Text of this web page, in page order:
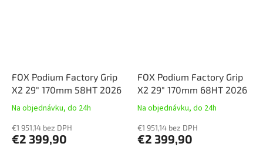
FOX Podium Factory Grip
X2 29" 170mm 58HT 2026
Na objednávku, do 24h
€1 951,14 bez DPH
€2 399,90
FOX Podium Factory Grip
X2 29" 170mm 68HT 2026
Na objednávku, do 24h
€1 951,14 bez DPH
€2 399,90